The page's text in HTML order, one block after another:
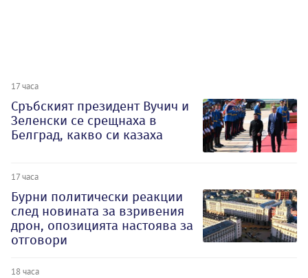
17 часа
Сръбският президент Вучич и
Зеленски се срещнаха в
Белград, какво си казаха
17 часа
Бурни политически реакции
след новината за взривения
дрон, опозицията настоява за
отговори
18 часа